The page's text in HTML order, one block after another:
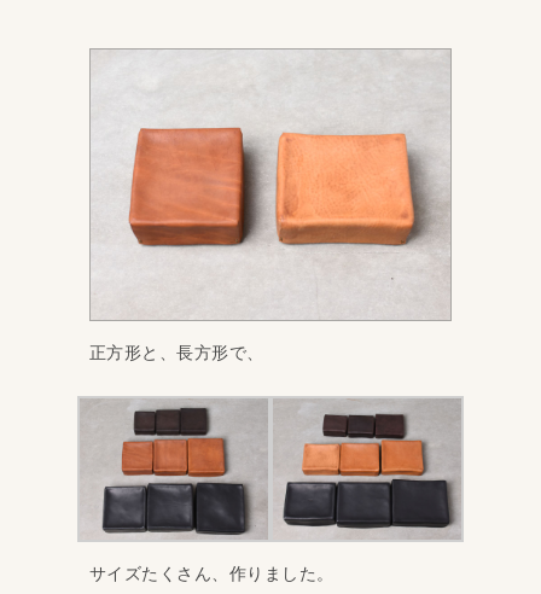
正方形と、長方形で、
サイズたくさん、作りました。